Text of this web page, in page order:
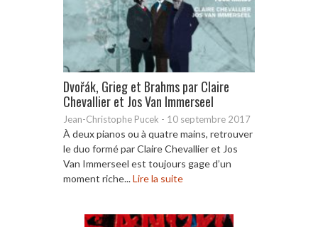
Dvořák, Grieg et Brahms par Claire
Chevallier et Jos Van Immerseel
Jean-Christophe Pucek - 10 septembre 2017
À deux pianos ou à quatre mains, retrouver
le duo formé par Claire Chevallier et Jos
Van Immerseel est toujours gage d’un
moment riche...Lire la suite